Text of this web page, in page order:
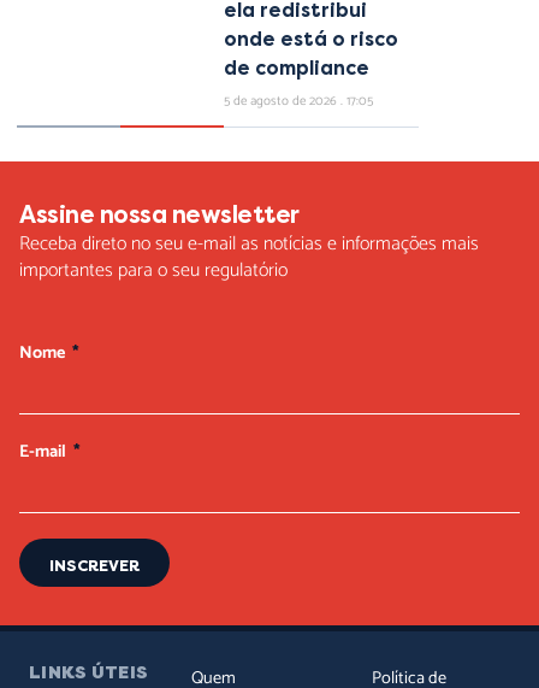
ela redistribui
onde está o risco
de compliance
5 de agosto de 2026 17:05
Assine nossa newsletter
Receba direto no seu e-mail as notícias e informações mais
importantes para o seu regulatório
Nome
E-mail
INSCREVER
LINKS ÚTEIS Quem Política de